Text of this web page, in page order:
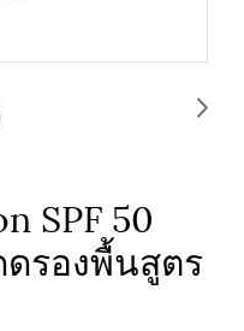
SPF 50
ดรองพื้นสูตร